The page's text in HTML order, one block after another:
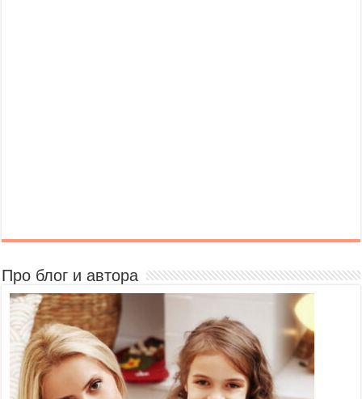
Про блог и автора